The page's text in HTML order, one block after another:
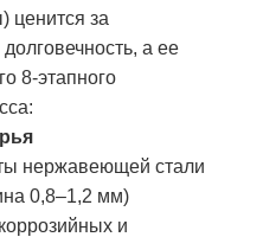
ценится за
а ее
8-этапного
нержавеющей стали
0,8–1,2 мм)
и